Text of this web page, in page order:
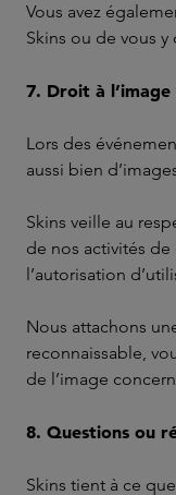
Vous avez
Skins ou de vous
7. Droit à
Lors des
aussi bien
Skins veille au
de nos activités
l’autorisation
Nous attachons
reconnaissable,
de l’image
8. Questions ou
Skins tient à ce